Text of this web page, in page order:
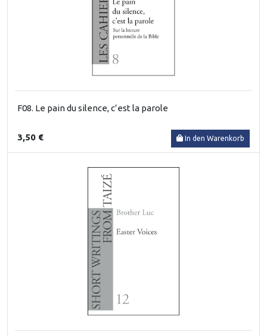
F08. Le pain du silence, c’est la parole
3,50 € In den Warenkorb